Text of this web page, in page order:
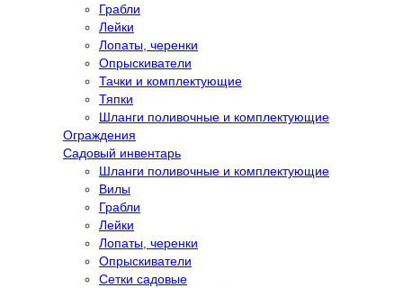
Грабли
Лейки
Лопаты, черенки
Опрыскиватели
Тачки и комплектующие
Тяпки
Шланги поливочные и комплектующие
Ограждения
Садовый инвентарь
Шланги поливочные и комплектующие
Вилы
Грабли
Лейки
Лопаты, черенки
Опрыскиватели
Сетки садовые